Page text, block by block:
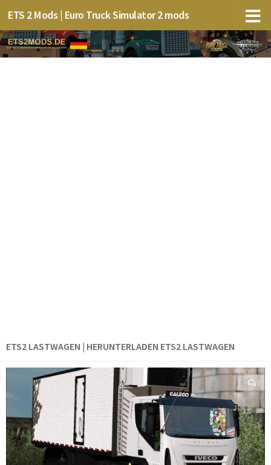
ETS 2 Mods | Euro Truck Simulator 2 mods
ETS2 LASTWAGEN | HERUNTERLADEN ETS2 LASTWAGEN
0